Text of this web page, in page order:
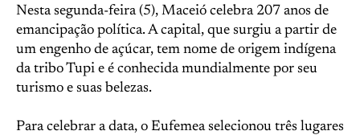
Nesta segunda-feira (5), Maceió celebra 207 anos de
emancipação política. A capital, que surgiu a partir de
um engenho de açúcar, tem nome de origem indígena
da tribo Tupi e é conhecida mundialmente por seu
turismo e suas belezas.
Para celebrar a data, o Eufemea selecionou três lugares